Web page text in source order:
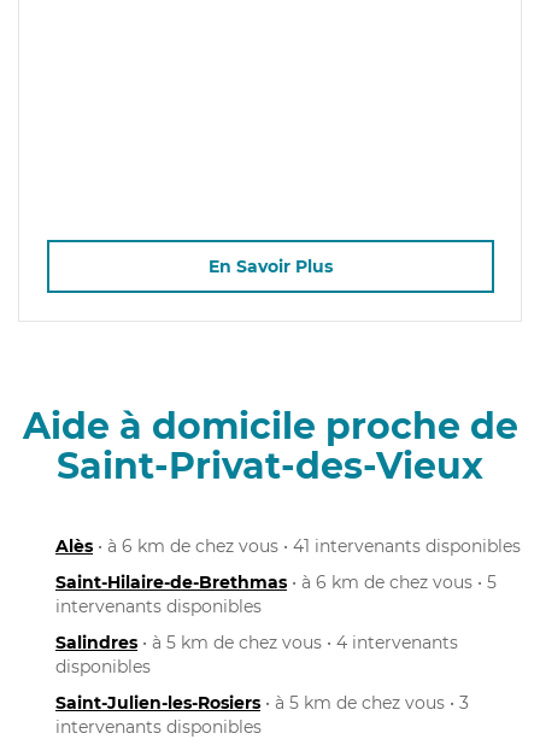
En Savoir Plus
Aide à domicile proche de
Saint-Privat-des-Vieux
Alès • à 6 km de chez vous • 41 intervenants disponibles
Saint-Hilaire-de-Brethmas • à 6 km de chez vous • 5
intervenants disponibles
Salindres • à 5 km de chez vous • 4 intervenants
disponibles
Saint-Julien-les-Rosiers • à 5 km de chez vous • 3
intervenants disponibles